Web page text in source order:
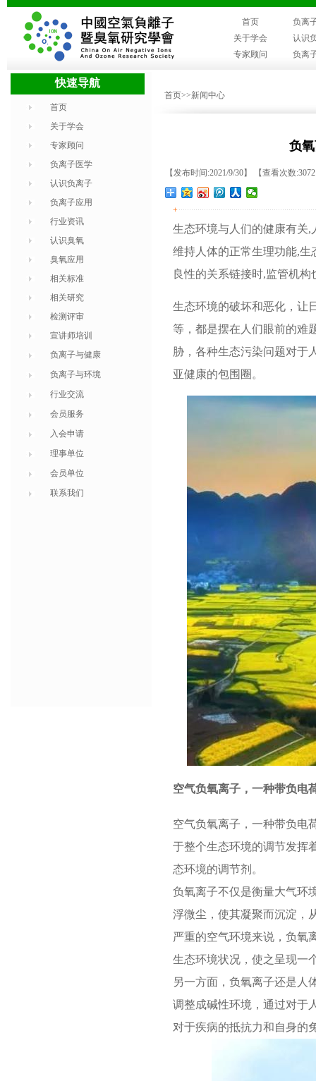
首页
负离
关于学会
认识
专家顾问
负离
快速导航
首页
关于学会
专家顾问
负离子医学
认识负离子
负离子应用
行业资讯
认识臭氧
臭氧应用
相关标准
相关研究
检测评审
宣讲师培训
负离子与健康
负离子与环境
行业交流
会员服务
入会申请
理事单位
会员单位
联系我们
首页>>新闻中心
负
【发布时间:2021/9/30】 【查看次数
+
生态环境与人们的健康有关
维持人体的正常生理功能,
良性的关系链接时,监管机构
生态环境的破坏和恶化，让
等，都是摆在人们眼前的难
胁，各种生态污染问题对于
亚健康的包围圈。
空气负氧离子，一种带负电
空气负氧离子，一种带负电
于整个生态环境的调节发挥
态环境的调节剂。
负氧离子不仅是衡量大气环
浮微尘，使其凝聚而沉淀，
严重的空气环境来说，负氧
生态环境状况，使之呈现一
另一方面，负氧离子还是人
调整成碱性环境，通过对于
对于疾病的抵抗力和自身的